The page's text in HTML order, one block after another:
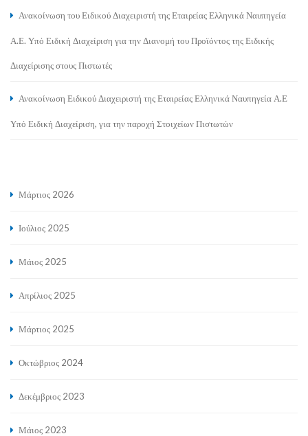
Ανακοίνωση του Ειδικού Διαχειριστή της Εταιρείας Ελληνικά Ναυπηγεία
Α.Ε. Υπό Ειδική Διαχείριση για την Διανομή του Προϊόντος της Ειδικής
Διαχείρισης στους Πιστωτές
Ανακοίνωση Ειδικού Διαχειριστή της Εταιρείας Ελληνικά Ναυπηγεία Α.Ε
Υπό Ειδική Διαχείριση, για την παροχή Στοιχείων Πιστωτών
Μάρτιος 2026
Ιούλιος 2025
Μάιος 2025
Απρίλιος 2025
Μάρτιος 2025
Οκτώβριος 2024
Δεκέμβριος 2023
Μάιος 2023